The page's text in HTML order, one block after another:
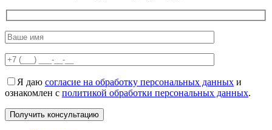
Я даю согласие на обработку персональных данных и
ознакомлен с политикой обработки персональных данных.